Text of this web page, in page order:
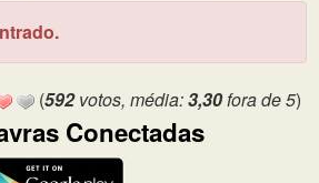
(592votos, média:3,30fora de 5)
Conectadas